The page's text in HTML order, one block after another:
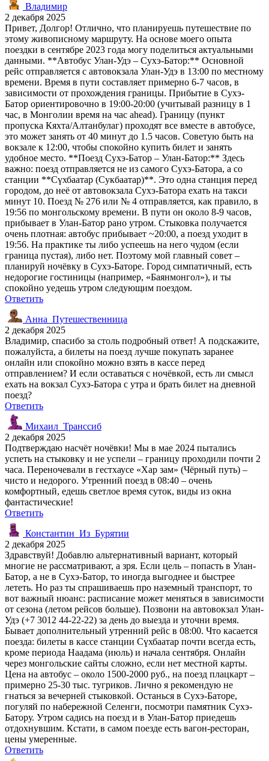
Владимир
2 декабря 2025
Привет, Долгор! Отлично, что планируешь путешествие по
этому живописному маршруту. На основе моего опыта
поездки в сентябре 2023 года могу поделиться актуальными
данными. **Автобус Улан-Удэ – Сухэ-Батор:** Основной
рейс отправляется с автовокзала Улан-Удэ в 13:00 по местному
времени. Время в пути составляет примерно 6-7 часов, в
зависимости от прохождения границы. Прибытие в Сухэ-
Батор ориентировочно в 19:00-20:00 (учитывай разницу в 1
час, в Монголии время на час ahead). Границу (пункт
пропуска Кяхта/Алтанбулаг) проходят все вместе в автобусе,
это может занять от 40 минут до 1.5 часов. Советую быть на
вокзале к 12:00, чтобы спокойно купить билет и занять
удобное место. **Поезд Сухэ-Батор – Улан-Батор:** Здесь
важно: поезд отправляется не из самого Сухэ-Батора, а со
станции **Сүхбаатар (Сукбаатар)**. Это одна станция перед
городом, до неё от автовокзала Сухэ-Батора ехать на такси
минут 10. Поезд № 276 или № 4 отправляется, как правило, в
19:56 по монгольскому времени. В пути он около 8-9 часов,
прибывает в Улан-Батор рано утром. Стыковка получается
очень плотная: автобус прибывает ~20:00, а поезд уходит в
19:56. На практике ты либо успеешь на него чудом (если
граница пустая), либо нет. Поэтому мой главный совет –
планируй ночёвку в Сухэ-Баторе. Город симпатичный, есть
недорогие гостиницы (например, «Баянмонгол»), и ты
спокойно уедешь утром следующим поездом.
Ответить
Анна_Путешественница
2 декабря 2025
Владимир, спасибо за столь подробный ответ! А подскажите,
пожалуйста, а билеты на поезд лучше покупать заранее
онлайн или спокойно можно взять в кассе перед
отправлением? И если оставаться с ночёвкой, есть ли смысл
ехать на вокзал Сухэ-Батора с утра и брать билет на дневной
поезд?
Ответить
Михаил_Транссиб
2 декабря 2025
Подтверждаю насчёт ночёвки! Мы в мае 2024 пытались
успеть на стыковку и не успели – границу проходили почти 2
часа. Переночевали в гестхаусе «Хар зам» (Чёрный путь) –
чисто и недорого. Утренний поезд в 08:40 – очень
комфортный, едешь светлое время суток, виды из окна
фантастические!
Ответить
Константин_Из_Бурятии
2 декабря 2025
Здравствуй! Добавлю альтернативный вариант, который
многие не рассматривают, а зря. Если цель – попасть в Улан-
Батор, а не в Сухэ-Батор, то иногда выгоднее и быстрее
лететь. Но раз ты спрашиваешь про наземный транспорт, то
вот важный нюанс: расписание может меняться в зависимости
от сезона (летом рейсов больше). Позвони на автовокзал Улан-
Удэ (+7 3012 44-22-22) за день до выезда и уточни время.
Бывает дополнительный утренний рейс в 08:00. Что касается
поезда: билеты в кассе станции Сүхбаатар почти всегда есть,
кроме периода Наадама (июль) и начала сентября. Онлайн
через монгольские сайты сложно, если нет местной карты.
Цена на автобус – около 1500-2000 руб., на поезд плацкарт –
примерно 25-30 тыс. тугриков. Лично я рекомендую не
гнаться за вечерней стыковкой. Останься в Сухэ-Баторе,
погуляй по набережной Селенги, посмотри памятник Сухэ-
Батору. Утром садись на поезд и в Улан-Батор приедешь
отдохнувшим. Кстати, в самом поезде есть вагон-ресторан,
цены умеренные.
Ответить